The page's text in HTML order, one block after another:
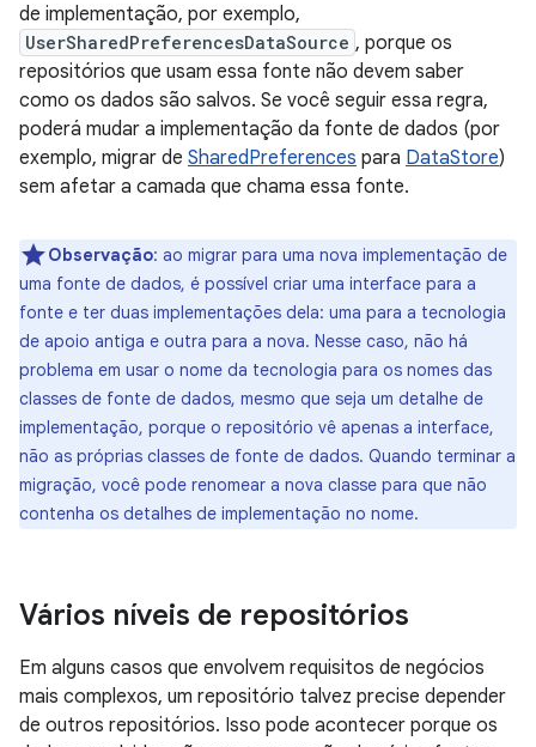
de implementação, por exemplo,
UserSharedPreferencesDataSource , porque os
repositórios que usam essa fonte não devem saber
como os dados são salvos. Se você seguir essa regra,
poderá mudar a implementação da fonte de dados (por
exemplo, migrar de SharedPreferences para DataStore)
sem afetar a camada que chama essa fonte.
Observação: ao migrar para uma nova implementação de
uma fonte de dados, é possível criar uma interface para a
fonte e ter duas implementações dela: uma para a tecnologia
de apoio antiga e outra para a nova. Nesse caso, não há
problema em usar o nome da tecnologia para os nomes das
classes de fonte de dados, mesmo que seja um detalhe de
implementação, porque o repositório vê apenas a interface,
não as próprias classes de fonte de dados. Quando terminar a
migração, você pode renomear a nova classe para que não
contenha os detalhes de implementação no nome.
Vários níveis de repositórios
Em alguns casos que envolvem requisitos de negócios
mais complexos, um repositório talvez precise depender
de outros repositórios. Isso pode acontecer porque os